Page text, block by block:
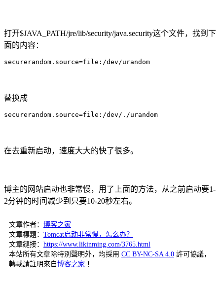
打开$JAVA_PATH/jre/lib/security/java.security这个文件，找到下
面的内容：
securerandom.source=file:/dev/urandom
替换成
securerandom.source=file:/dev/./urandom
在去重新启动，速度大大的快了很多。
博主的网站启动也非常慢，用了上面的方法，从之前启动要1-
2分钟的时间减少到只要10-20秒左右。
文章作者： 博客之家
文章標題： Tomcat启动非常慢，怎么办？
文章鏈接： https://www.likinming.com/3765.html
本站所有文章除特別聲明外，均採用 CC BY-NC-SA 4.0 許可協議，
轉載請註明來自 博客之家 ！